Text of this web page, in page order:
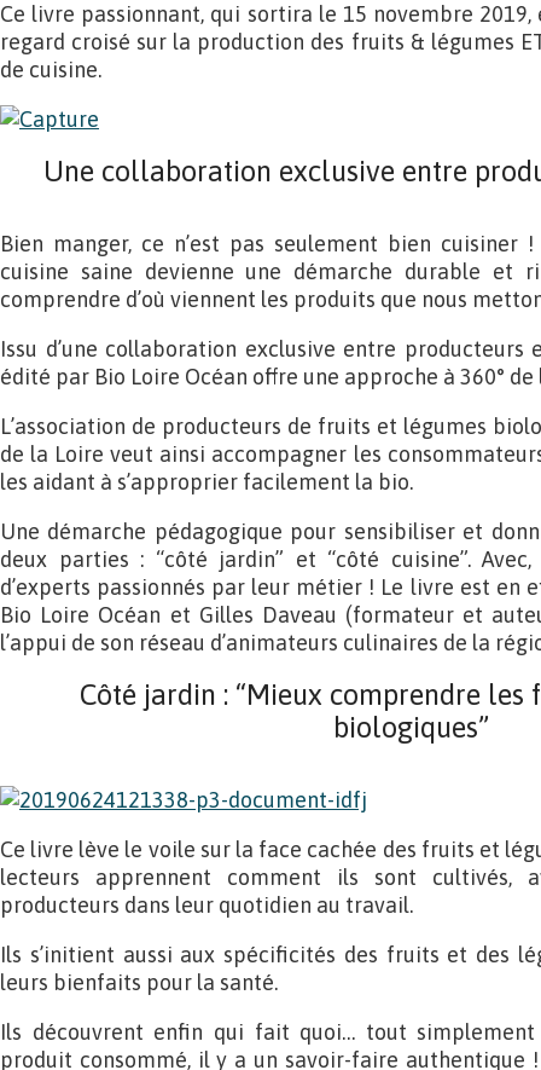
Ce livre passionnant, qui sortira le 15 novembre
regard croisé sur la production des fruits & légumes
de cuisine.
Une collaboration exclusive entre
Bien manger, ce n’est pas seulement bien cuisiner
cuisine saine devienne une démarche durable et
comprendre d’où viennent les produits que nous
Issu d’une collaboration exclusive entre
édité par Bio Loire Océan offre une approche à 360°
L’association de producteurs de fruits et légumes
de la Loire veut ainsi accompagner les
les aidant à s’approprier facilement la bio.
Une démarche pédagogique pour sensibiliser et
deux parties : “côté jardin” et “côté cuisine”.
d’experts passionnés par leur métier ! Le livre est en
Bio Loire Océan et Gilles Daveau (formateur et
l’appui de son réseau d’animateurs culinaires de la
Côté jardin : “Mieux comprendre les
biologiques”
Ce livre lève le voile sur la face cachée des fruits et
lecteurs apprennent comment ils sont cultivés,
producteurs dans leur quotidien au travail.
Ils s’initient aussi aux spécificités des fruits et des
leurs bienfaits pour la santé.
Ils découvrent enfin qui fait quoi… tout
produit consommé, il y a un savoir-faire authentique